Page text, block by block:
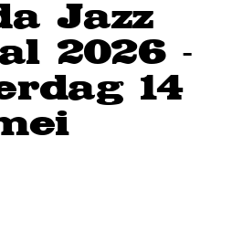
Jazz
2026 -
14